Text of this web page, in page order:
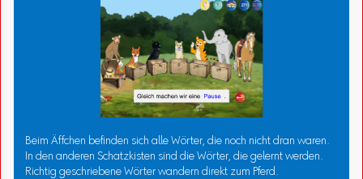
Beim Äffchen befinden sich alle Wörter, die noch nicht dran waren.
In den anderen Schatzkisten sind die Wörter, die gelernt werden.
Richtig geschriebene Wörter wandern direkt zum Pferd.